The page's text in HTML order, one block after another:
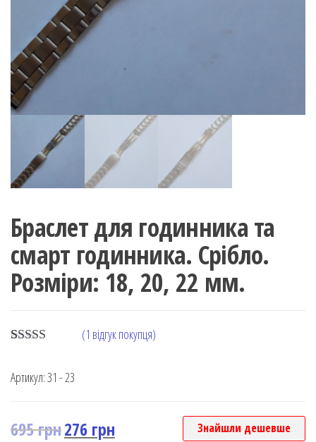
Браслет для годинника та
смарт годинника. Срібло.
Розміри: 18, 20, 22 мм.
based on
(1 відгук покупця)
Артикул:31 - 23
695грн276 грн Знайшли дешевше